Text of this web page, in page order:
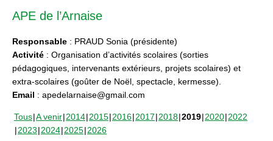
APE de l’Arnaise
Responsable : PRAUD Sonia (présidente)
Activité : Organisation d’activités scolaires (sorties
pédagogiques, intervenants extérieurs, projets scolaires) et
extra-scolaires (goûter de Noël, spectacle, kermesse).
Email : apedelarnaise@gmail.com
Tous A venir 2014 2015 2016 2017 2018 2019 2020 2022
2023 2024 2025 2026